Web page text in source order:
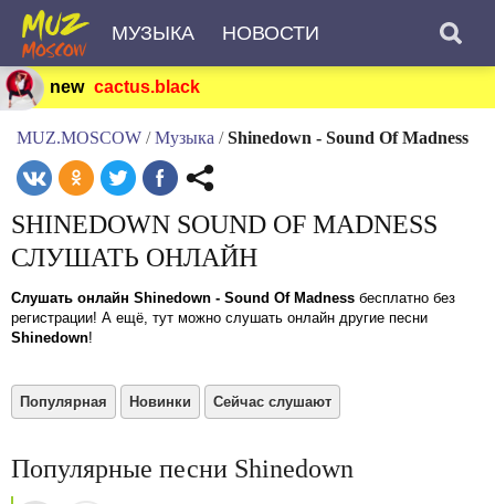
МУЗЫКА НОВОСТИ
new cactus.black
MUZ.MOSCOW / Музыка / Shinedown - Sound Of Madness
SHINEDOWN SOUND OF MADNESS
СЛУШАТЬ ОНЛАЙН
Слушать онлайн Shinedown - Sound Of Madness бесплатно без
регистрации! А ещё, тут можно слушать онлайн другие песни
Shinedown!
Популярная Новинки Сейчас слушают
Популярные песни Shinedown